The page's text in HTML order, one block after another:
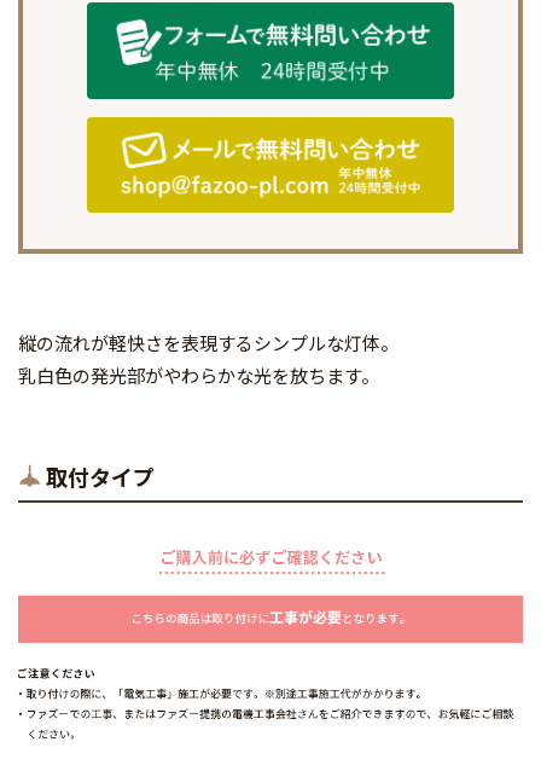
縦の流れが軽快さを表現するシンプルな灯体。
乳白色の発光部がやわらかな光を放ちます。
取付タイプ